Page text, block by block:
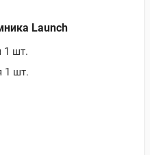
Launch
1 шт.
1 шт.